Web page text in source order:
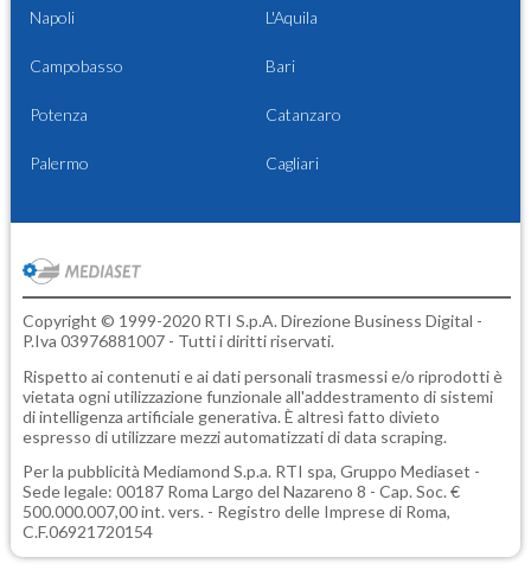
Napoli L'Aquila
Campobasso Bari
Potenza Catanzaro
Palermo Cagliari
Copyright © 1999-2020 RTI S.p.A. Direzione Business Digital -
P.Iva 03976881007 - Tutti i diritti riservati.
Rispetto ai contenuti e ai dati personali trasmessi e/o riprodotti è
vietata ogni utilizzazione funzionale all'addestramento di sistemi
di intelligenza artificiale generativa. È altresì fatto divieto
espresso di utilizzare mezzi automatizzati di data scraping.
Per la pubblicità Mediamond S.p.a. RTI spa, Gruppo Mediaset -
Sede legale: 00187 Roma Largo del Nazareno 8 - Cap. Soc. €
500.000.007,00 int. vers. - Registro delle Imprese di Roma,
C.F.06921720154